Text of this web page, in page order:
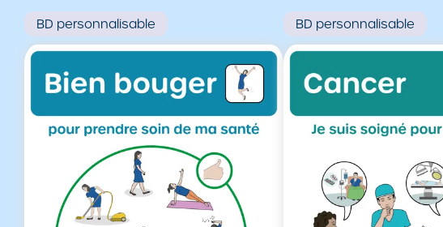
BD personnalisable BD personnalisable